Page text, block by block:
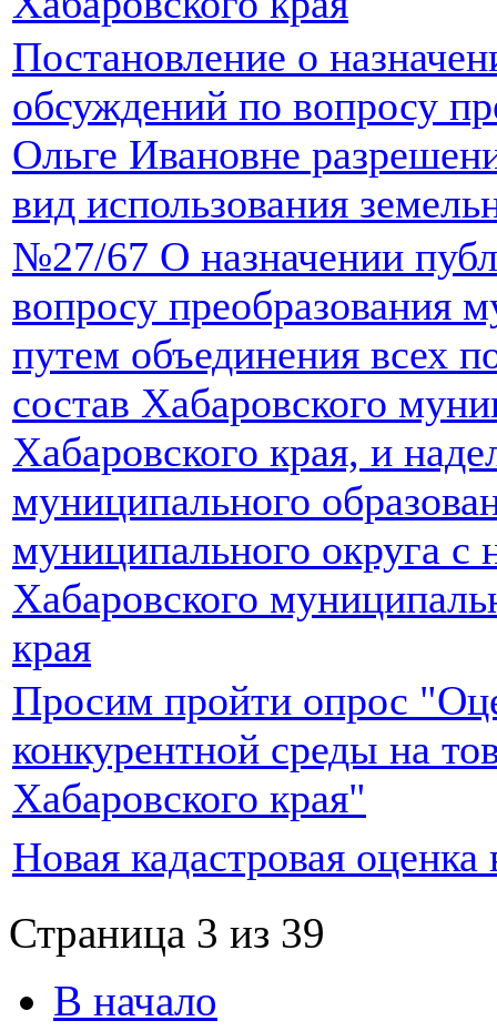
Постановление о
обсуждений по вопросу
Ольге Ивановне
вид использования
№27/67 О назначении
вопросу преобразования
путем объединения всех
состав Хабаровского
Хабаровского края, и
муниципального
муниципального округа с
Хабаровского
края
Просим пройти опрос
конкурентной среды на
Хабаровского края"
Новая кадастровая
Страница 3 из 39
В начало